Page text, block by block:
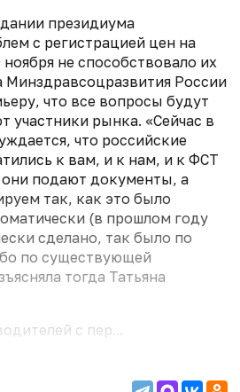
президиума
с регистрацией цен на
не способствовало их
Минздравсоцразвития России
что все вопросы будут
участники рынка. «Сейчас в
что российские
к вам, и к нам, и к ФСТ
они подают документы, а
так, как это было
(в прошлом году
сделано, так было по
по существующей
тогда Татьяна
с пер...